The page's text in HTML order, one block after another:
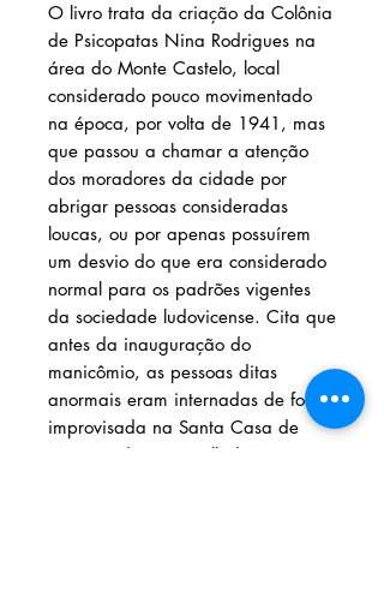
O livro trata da criação da Colônia
de Psicopatas Nina Rodrigues na
área do Monte Castelo, local
considerado pouco movimentado
na época, por volta de 1941, mas
que passou a chamar a atenção
dos moradores da cidade por
abrigar pessoas consideradas
loucas, ou por apenas possuírem
um desvio do que era considerado
normal para os padrões vigentes
da sociedade ludovicense. Cita que
antes da inauguração do
manicômio, as pessoas ditas
anormais eram internadas de forma
improvisada na Santa Casa de
Misericórdia ou recolhidas na